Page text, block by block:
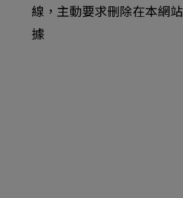
線，主動要求刪除在本網
據